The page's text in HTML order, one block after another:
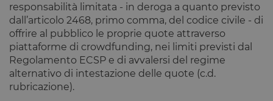
responsabilità limitata - in deroga a quanto previsto
dall’articolo 2468, primo comma, del codice civile - di
offrire al pubblico le proprie quote attraverso
piattaforme di crowdfunding, nei limiti previsti dal
Regolamento ECSP e di avvalersi del regime
alternativo di intestazione delle quote (c.d.
rubricazione).
__cf_bm
Cloudflare
Inc.
.calendly.com
29 minuti
59
Questo
viene
umani e